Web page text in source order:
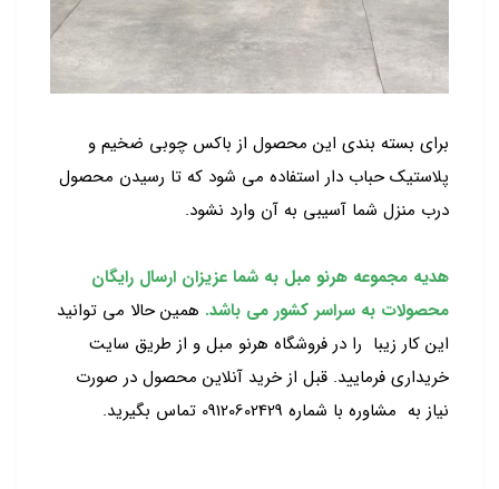
برای بسته بندی این محصول از باکس چوبی ضخیم و
پلاستیک حباب دار استفاده می شود که تا رسیدن محصول
درب منزل شما آسیبی به آن وارد نشود.
هدیه مجموعه هرنو مبل به شما عزیزان ارسال رایگان
محصولات به سراسر کشور می باشد. همین حالا می توانید
این کار زیبا را در فروشگاه هرنو مبل و از طریق سایت
خریداری فرمایید. قبل از خرید آنلاین محصول در صورت
نیاز به مشاوره با شماره 09120602429 تماس بگیرید.